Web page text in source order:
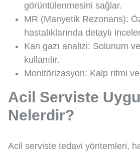
görüntülenmesini sağlar.
MR (Manyetik Rezonans):
hastalıklarında detaylı
Kan gazı analizi: Solunum
kullanılır.
Monitörizasyon: Kalp ritmi
Acil Serviste
Nelerdir?
Acil serviste tedavi yöntemleri,